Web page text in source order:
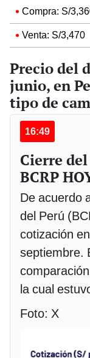
Compra: S/
Venta: S/3,470
Precio del
junio, en
tipo de
16:49
Cierre
BCRP
De acuerdo
del Perú
cotización
septiembre.
la cual
Foto: X